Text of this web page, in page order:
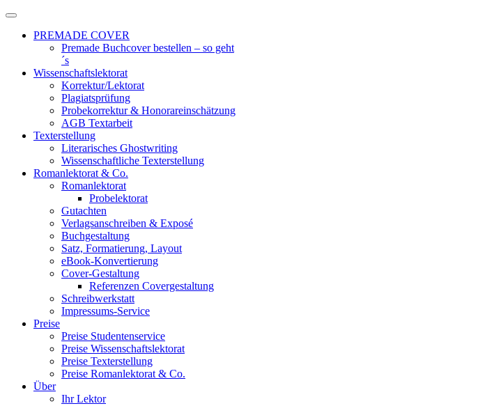
Zum
springenPREMADE COVER
Premade Buchcover bestellen – so geht
´s
Wissenschaftslektorat
Korrektur/Lektorat
Plagiatsprüfung
Probekorrektur & Honorareinschätzung
AGB Textarbeit
Texterstellung
Literarisches Ghostwriting
Wissenschaftliche Texterstellung
Romanlektorat & Co.
Romanlektorat
Probelektorat
Gutachten
Verlagsanschreiben & Exposé
Buchgestaltung
Satz, Formatierung, Layout
eBook-Konvertierung
Cover-Gestaltung
Referenzen Covergestaltung
Schreibwerkstatt
Impressums-Service
Preise
Preise Studentenservice
Preise Wissenschaftslektorat
Preise Texterstellung
Preise Romanlektorat & Co.
Über
Ihr Lektor